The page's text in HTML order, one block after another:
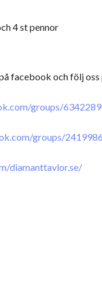
4 st pennor
facebook och följ
groups/
groups/
diamanttavlor.se/